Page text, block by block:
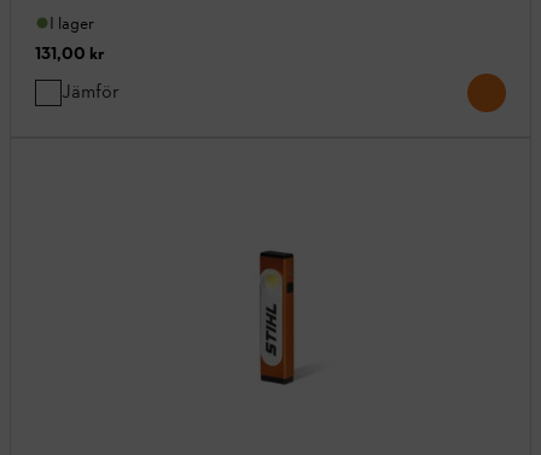
I lager
131,00 kr
Jämför